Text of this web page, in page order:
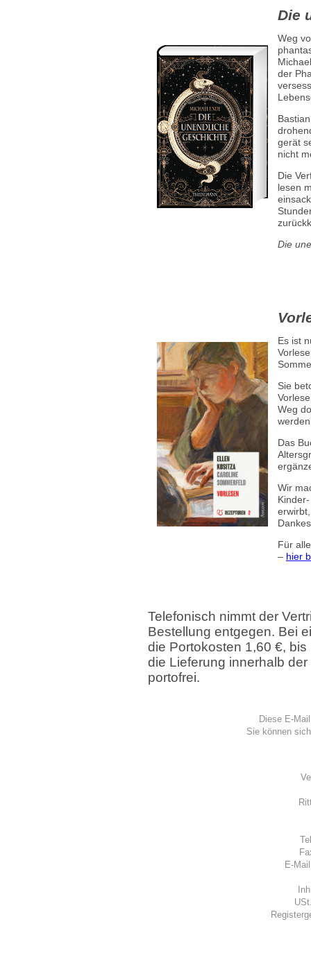
Die
Weg
der
gerät
nicht
Die
lesen
Die
Es ist
Sie
Weg
Das
Wir
Für
– hier
Telefonisch nimmt der
Bestellung entgegen. Bei
die Portokosten 1,60 €,
die Lieferung innerhalb
portofrei.
Diese E-
Sie können
E-